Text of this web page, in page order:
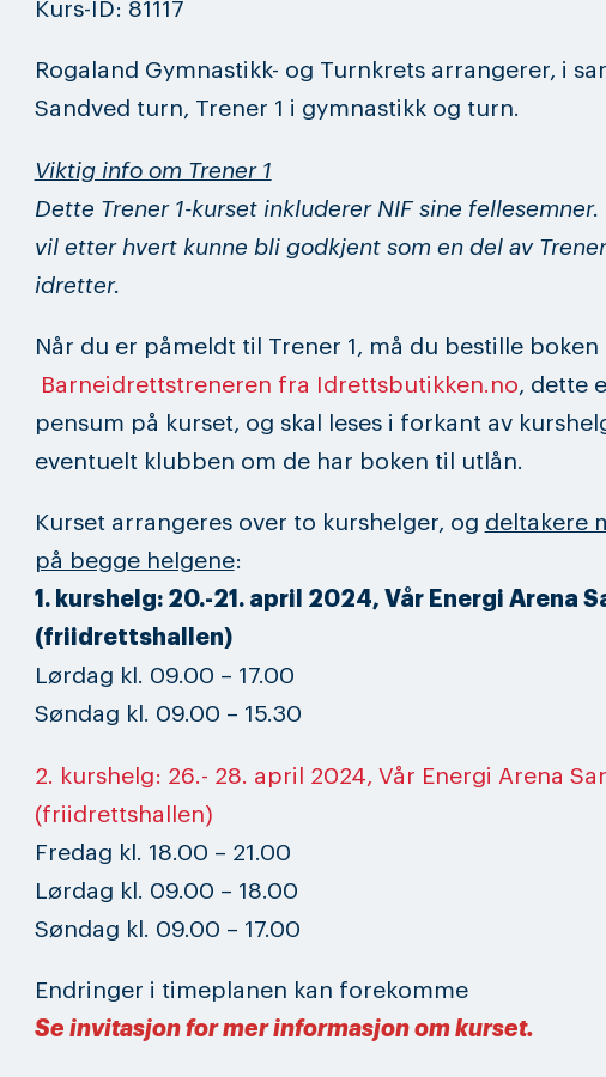
Kurs-ID: 81117
Rogaland Gymnastikk- og Turnkrets arrangerer, i
Sandved turn, Trener 1 i gymnastikk og turn.
Viktig info om Trener 1
Dette Trener 1-kurset inkluderer NIF sine fellesemner.
vil etter hvert kunne bli godkjent som en del av
idretter.
Når du er påmeldt til Trener 1, må du bestille boken
Barneidrettstreneren fra Idrettsbutikken.no, dette
pensum på kurset, og skal leses i forkant av
eventuelt klubben om de har boken til utlån.
Kurset arrangeres over to kurshelger, og deltakere
på begge helgene:
1. kurshelg: 20.-21. april 2024, Vår Energi Arena
(friidrettshallen)
Lørdag kl. 09.00 – 17.00
Søndag kl. 09.00 – 15.30
2. kurshelg: 26.- 28. april 2024, Vår Energi Arena
(friidrettshallen)
Fredag kl. 18.00 – 21.00
Lørdag kl. 09.00 – 18.00
Søndag kl. 09.00 – 17.00
Endringer i timeplanen kan forekomme
Se invitasjon for mer informasjon om kurset.